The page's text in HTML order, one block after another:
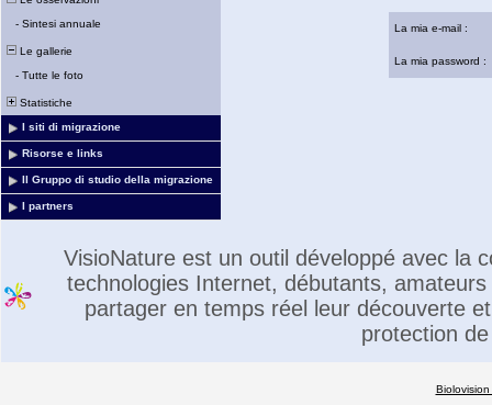
- Sintesi annuale
Le gallerie
- Tutte le foto
Statistiche
I siti di migrazione
Risorse e links
Il Gruppo di studio della migrazione
I partners
La mia e-mail :
La mia password :
VisioNature est un outil développé avec la
technologies Internet, débutants,
partager en temps réel leur découverte
protection
Biolovision